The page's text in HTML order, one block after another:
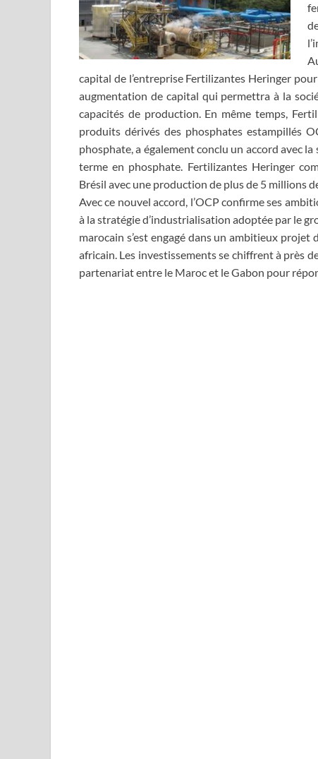
capital de l’entreprise Fertilizantes Heringer
augmentation de capital qui permettra à la
capacités de production. En même temps,
produits dérivés des phosphates estampillés
phosphate, a également conclu un accord avec
terme en phosphate. Fertilizantes Heringer
Brésil avec une production de plus de 5 millions
Avec ce nouvel accord, l’OCP confirme ses
à la stratégie d’industrialisation adoptée par le
marocain s’est engagé dans un ambitieux
africain. Les investissements se chiffrent à près
partenariat entre le Maroc et le Gabon pour